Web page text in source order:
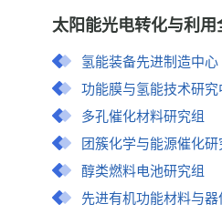
太阳能光电转化与利
氢能装备先进制造中心
功能膜与氢能技术研究
多孔催化材料研究组
团簇化学与能源催化研
醇类燃料电池研究组
先进有机功能材料与器